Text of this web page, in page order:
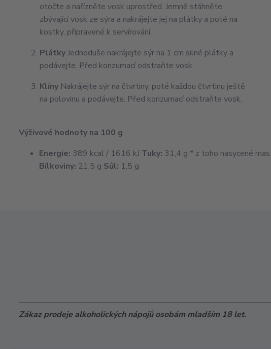
otočte a nařízněte vosk uprostřed. Jemně stáhněte
zbývající vosk ze sýra a nakrájejte jej na plátky a poté na
kostky, připravené k servírování.
PlátkyJednoduše nakrájejte sýr na 1 cm silné plátky a
podávejte. Před konzumací odstraňte vosk.
Klíny Nakrájejte sýr na čtvrtiny, poté každou čtvrtinu ještě
na polovinu a podávejte. Před konzumací odstraňte vosk.
Výživové hodnoty na 100 g
Energie: 389 kcal / 1616 kJ Tuky: 31,4 g * z toho nasycené
Bílkoviny: 21,5 g Sůl: 1,5 g
Zákaz prodeje alkoholických nápojů osobám mladším 18 let.